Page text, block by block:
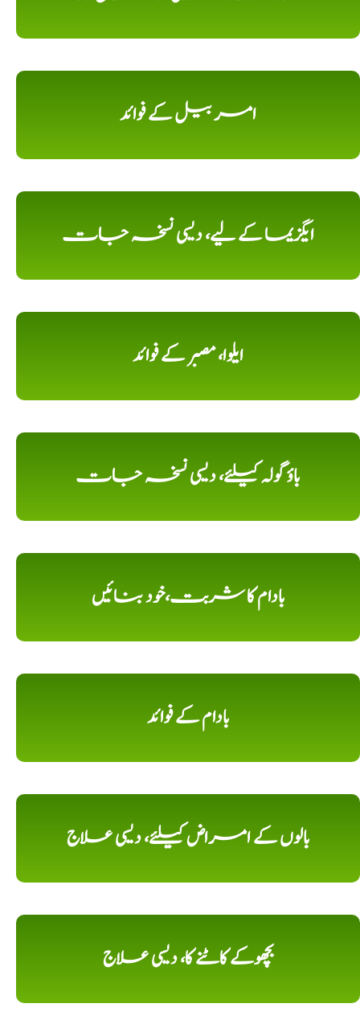
امر بیل کے فوائد
ایگزیما کے لیے، دیسی نسخہ جات
ایلوا، مصبر کے فوائد
باؤ گولہ کیلئے، دیسی نسخہ جات
بادام کا شربت،خود بنائیں
بادام کے فوائد
بالوں کے امراض کیلئے، دیسی علاج
بچھوکے کاٹنے کا، دیسی علاج